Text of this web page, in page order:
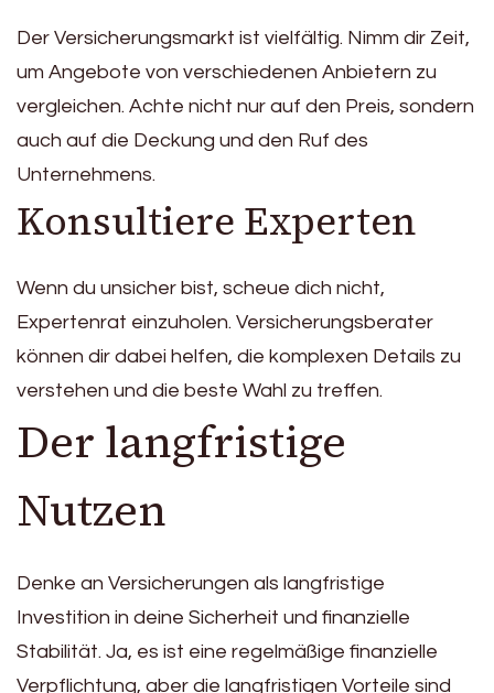
Der Versicherungsmarkt ist vielfältig. Nimm dir Zeit,
um Angebote von verschiedenen Anbietern zu
vergleichen. Achte nicht nur auf den Preis, sondern
auch auf die Deckung und den Ruf des
Unternehmens.
Konsultiere Experten
Wenn du unsicher bist, scheue dich nicht,
Expertenrat einzuholen. Versicherungsberater
können dir dabei helfen, die komplexen Details zu
verstehen und die beste Wahl zu treffen.
Der langfristige
Nutzen
Denke an Versicherungen als langfristige
Investition in deine Sicherheit und finanzielle
Stabilität. Ja, es ist eine regelmäßige finanzielle
Verpflichtung, aber die langfristigen Vorteile sind